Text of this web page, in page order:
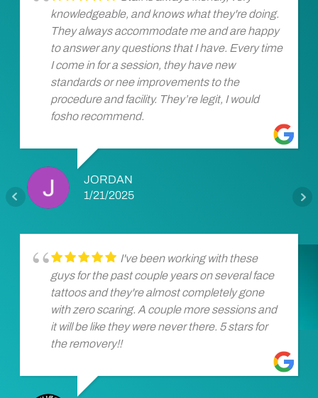
knowledgeable, and knows what they're doing.
They always accommodate me and are happy
to answer any questions that I have. Every time
I come in for a session, they have new
standards or nee improvements to the
procedure and facility. They’re legit, I would
fosho recommend.
JORDAN
1/21/2025
I've been working with these
guys for the past couple years on several face
tattoos and they're almost completely gone
with zero scaring. A couple more sessions and
it will be like they were never there. 5 stars for
the removery!!